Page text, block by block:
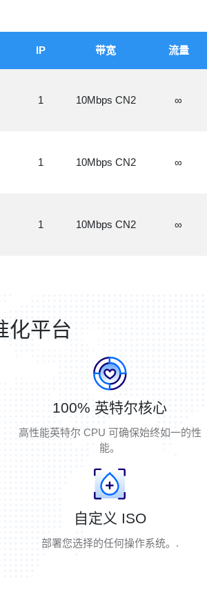
IP 带宽 流量
1 10Mbps CN2 ∞
1 10Mbps CN2 ∞
1 10Mbps CN2 ∞
化平台
100% 英特尔核心
高性能英特尔 CPU 可确保始终如一的性
能。
自定义 ISO
部署您选择的任何操作系统。.